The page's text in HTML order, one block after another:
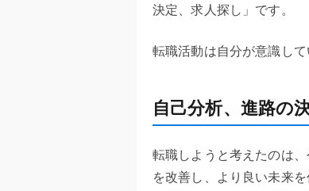
決定、求人探し」です。
転職活動は自分が意識し
自己分析、進路の
転職しようと考えたのは
を改善し、より良い未来を